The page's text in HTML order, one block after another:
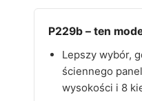
P229b – ten
Lepszy wybór,
ściennego
wysokości i 8